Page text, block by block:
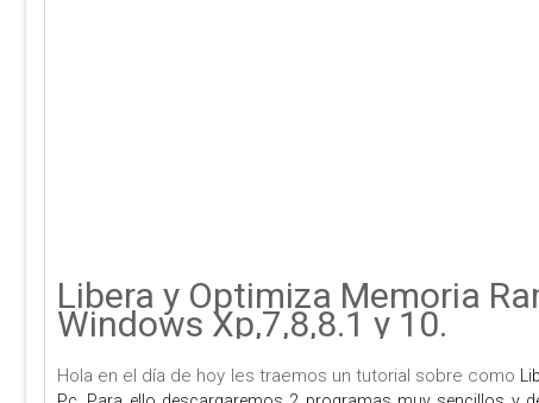
Libera y Optimiza Memoria
Windows Xp,7,8,8.1 y 10.
Hola en el día de hoy les traemos un tutorial sobre como